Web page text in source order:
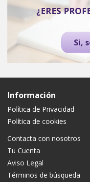
¿ERES
Si,
Información
Política de Privacidad
Política de cookies
Contacta con nosotros
Tu Cuenta
Aviso Legal
Términos de búsqueda